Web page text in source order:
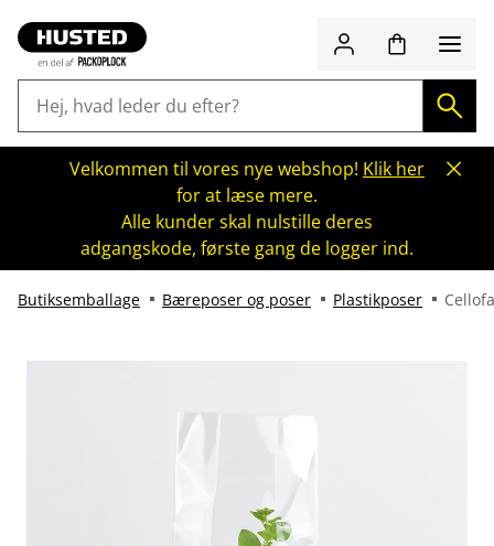
Velkommen til vores nye webshop! Klik her
for at læse mere.
Alle kunder skal nulstille deres
adgangskode, første gang de logger ind.
Butiksemballage Bæreposer og poser Plastikposer